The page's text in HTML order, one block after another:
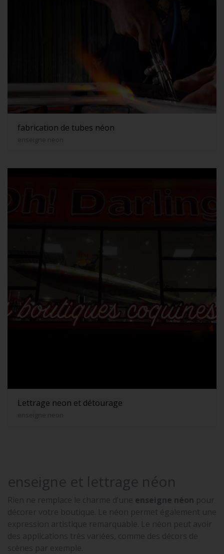
fabrication de tubes néon
enseigne neon
Lettrage neon et détourage
enseigne neon
enseigne et lettrage néon
Rien ne remplace le charme d’une enseigne néon pour
décorer votre boutique. Le néon permet également une
expression artistique remarquable. Le néon peut avoir
des applications très variées, comme des décors de
scènes par exemple.